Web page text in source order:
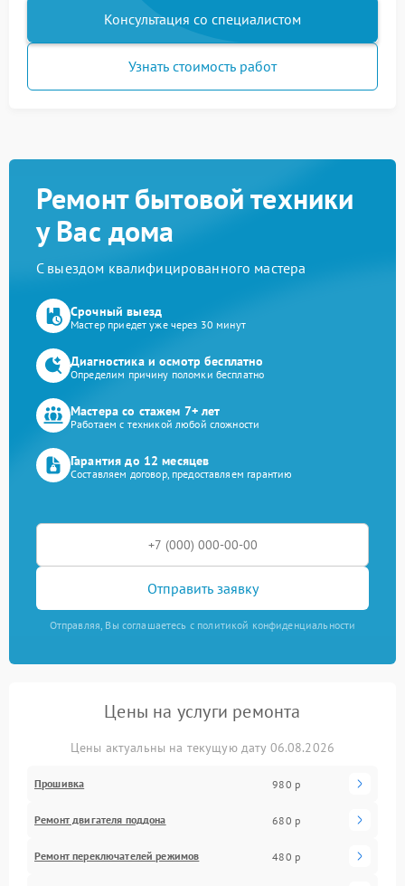
Консультация со специалистом
Узнать стоимость работ
Ремонт бытовой техники
у Вас дома
С выездом квалифицированного мастера
Срочный выезд
Мастер приедет уже через 30 минут
Диагностика и осмотр бесплатно
Определим причину поломки бесплатно
Мастера со стажем 7+ лет
Работаем с техникой любой сложности
Гарантия до 12 месяцев
Составляем договор, предоставляем гарантию
Отправить заявку
Отправляя, Вы соглашаетесь с политикой конфиденциальности
Цены на услуги ремонта
Цены актуальны на текущую дату 06.08.2026
Прошивка 980 р
Ремонт двигателя поддона 680 р
Ремонт переключателей режимов 480 р